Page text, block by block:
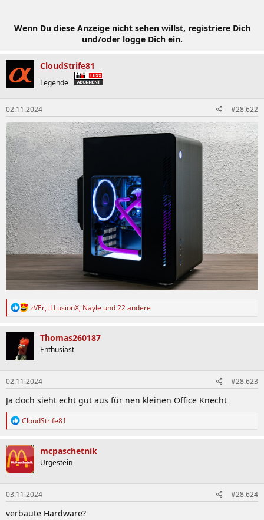
Wenn Du diese Anzeige nicht sehen willst, registriere Dich
und/oder logge Dich ein.
CloudStrife81
Legende
02.11.2024 #28.622
R
k
o
n
e
n
:
zVEr, iLLusionX, Nayle und 22 andere
Thomas260187
Enthusiast
02.11.2024 #28.623
Ja doch sieht echt gut aus für nen kleinen Office Knecht
R
k
t
i
o
n
e
n
:
CloudStrife81
mcpaschetnik
Urgestein
03.11.2024 #28.624
verbaute Hardware?